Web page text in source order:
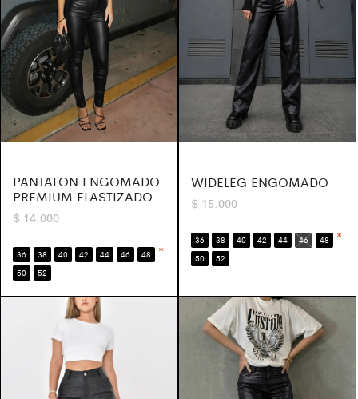
PANTALON ENGOMADO
PREMIUM ELASTIZADO
$ 14.000
36 38 40 42 44 46
48
50
52
*
WIDELEG ENGOMADO
$ 15.000
36 38 40 42 44 46
48
50
52
*